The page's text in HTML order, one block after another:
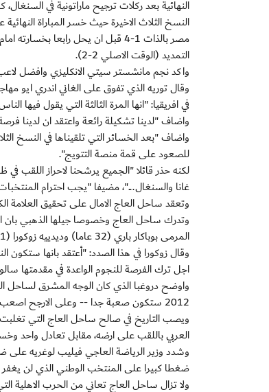
النهائية بعد ركلات ترجيح ماراتونية في
التمديد (الوقت الاصلي 2-2).
واكد نجم مانشستر سيتي الانكليزي وافضل
وقال توريه الذي تفوق على الغاني اندري ايو
في افريقيا: "انها المرة الثالثة التي يقول فيها الناس باننا
واضاف "لدينا تشكيلة رائعة واعتقد ان لدينا
واضاف "بعد الخسائر التي تلقيناها في النسخ
للصعود على قمة منصة التتويج".
لكنه حذر قائلا "الجميع يرشحنا لاحراز اللقب
غانا والسنغال..."، مضيفا "يجب احترام المنتخبات
وتعقد ساحل العاج الامال على تحقيق العلامة
المرمى بوباكار باري (32 عاما) وديدييه زوكورا (31 عاما) وحبيب كولو توريه (30 عاما).
وقال زوكورا في هذا الصدد: "أعتقد بانها ستكون
اجل ترك الفرصة للنجوم الواعدة في مقدمتها
واوضح دروغبا الذي كان الوجه المشرق لساحل
2012 ستكون صعبة جدا -- وعلى الارجح اصعب من النسخ الاخيرة-- على الرغم من غياب الخماسي العريق".
العربي باللقب على ارضه، مقابل تعادل واحد
وشدد وزير الرياضة العاجي فيليب لوغريه على
ضغطا كبيرا على المنتخب الوطني الذي لن يغفر
ولا تزال ساحل العاج تعاني من الحرب الاهلية